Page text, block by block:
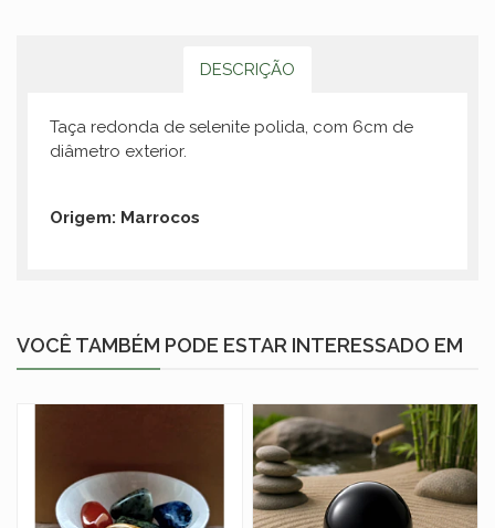
DESCRIÇÃO
Taça redonda de selenite polida, com 6cm de
diâmetro exterior.
Origem: Marrocos
VOCÊ TAMBÉM PODE ESTAR INTERESSADO EM